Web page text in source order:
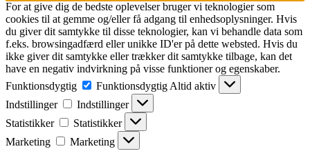
For at give dig de bedste oplevelser bruger vi teknologier som
cookies til at gemme og/eller få adgang til enhedsoplysninger. Hvis
du giver dit samtykke til disse teknologier, kan vi behandle data som
f.eks. browsingadfærd eller unikke ID'er på dette websted. Hvis du
ikke giver dit samtykke eller trækker dit samtykke tilbage, kan det
have en negativ indvirkning på visse funktioner og egenskaber.
Funktionsdygtig
Funktionsdygtig Altid aktiv
Indstillinger
Indstillinger
Statistikker
Statistikker
Marketing
Marketing